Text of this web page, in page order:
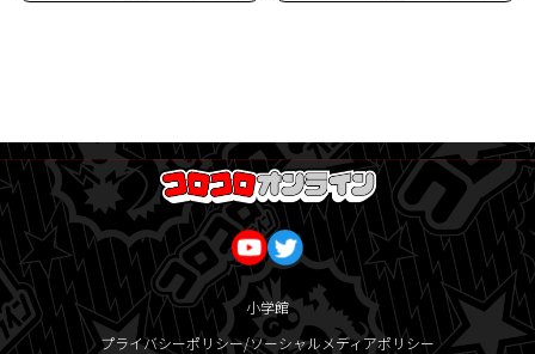
小学館
プライバシーポリシー/ソーシャルメディアポリシー